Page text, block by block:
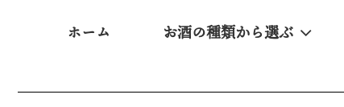
ホーム お酒の種類から選ぶ